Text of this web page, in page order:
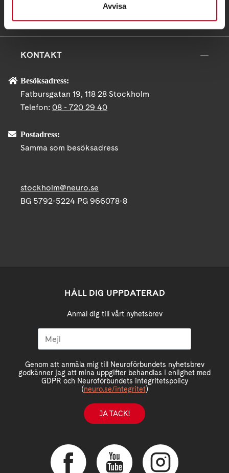
Avvisa
KONTAKT
Besöksadress:
Fatbursgatan 19, 118 28 Stockholm
Telefon: 08 - 720 29 40
Postadress:
Samma som besöksadress
stockholm@neuro.se
BG 5792-5224 PG 966078-8
HÅLL DIG UPPDATERAD
Anmäl dig till vårt nyhetsbrev
Genom att anmäla mig till Neuroförbundets nyhetsbrev
godkänner jag att mina uppgifter behandlas i enlighet med
GDPR och Neuroförbundets integritetspolicy
(neuro.se/integritet)
JA TACK!